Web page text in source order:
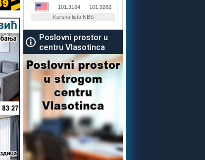
Poslovni prostor u
centru Vlasotinca